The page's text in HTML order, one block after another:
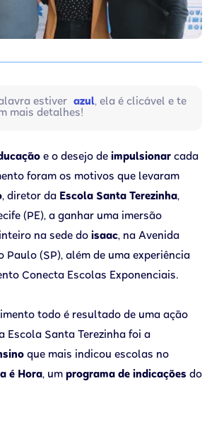
estiver azul, ela é clicável e te
mais detalhes!
e o desejo de impulsionar cada
foram os motivos que levaram
, diretor da Escola Santa Terezinha,
(PE), a ganhar uma imersão
na sede do isaac, na Avenida
Paulo (SP), além de uma experiência
Conecta Escolas Exponenciais.
todo é resultado de uma ação
Escola Santa Terezinha foi a
que mais indicou escolas no
é Hora, um programa de indicações do